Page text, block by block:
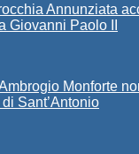
Annunziata
Giovanni Paolo II
Monforte
Sant’Antonio